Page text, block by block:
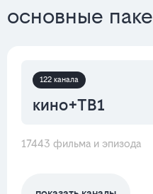
основные
122 канала
кино+ТВ1
17443 фильма и эпизода